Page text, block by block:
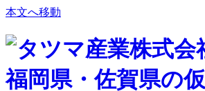
本文へ移動